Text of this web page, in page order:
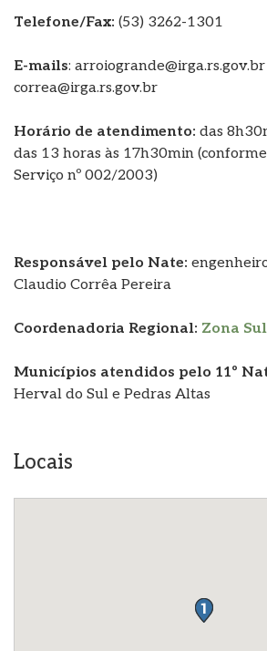
Telefone/Fax: (53) 3262-1301
E-mails:
correa@irga.rs.gov.br
Horário de atendimento: das
das 13 horas às 17h30min
Serviço nº 002/2003)
Responsável pelo Nate:
Claudio Corrêa Pereira
Coordenadoria Regional: Zona Sul
Municípios atendidos pelo 11º
Herval do Sul e Pedras Altas
Locais